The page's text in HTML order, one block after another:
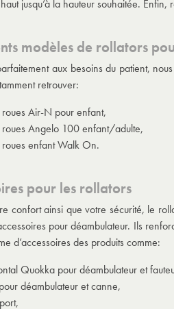
jusqu’à la hauteur souhaitée.
modèles de rollators
aux besoins du patient,
retrouver:
roues Air-N pour enfant,
roues Angelo 100 enfant/adulte,
roues enfant Walk On.
pour les rollators
confort ainsi que votre sécurité, le
pour déambulateur. Ils
d’accessoires des produits comme:
Quokka pour déambulateur et
déambulateur et canne,